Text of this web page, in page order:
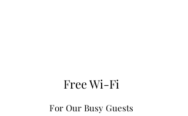
Free Wi-Fi
For Our Busy Guests